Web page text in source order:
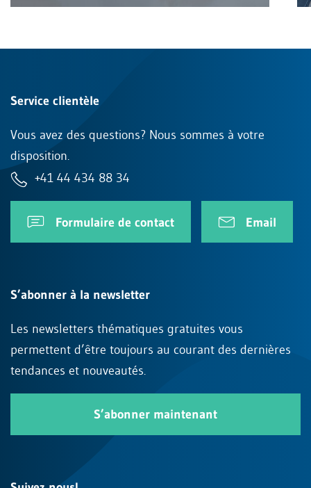
Service clientèle
Vous avez des questions? Nous sommes à votre
disposition.
+41 44 434 88 34
Formulaire de contact Email
S’abonner à la newsletter
Les newsletters thématiques gratuites vous
permettent d’être toujours au courant des dernières
tendances et nouveautés.
S’abonner maintenant